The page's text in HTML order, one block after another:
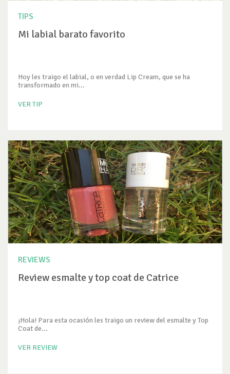
TIPS
Mi labial barato favorito
Hoy les traigo el labial, o en verdad Lip Cream, que se ha
transformado en mi...
VER TIP
REVIEWS
Review esmalte y top coat de Catrice
¡Hola! Para esta ocasión les traigo un review del esmalte y Top
Coat de...
VER REVIEW